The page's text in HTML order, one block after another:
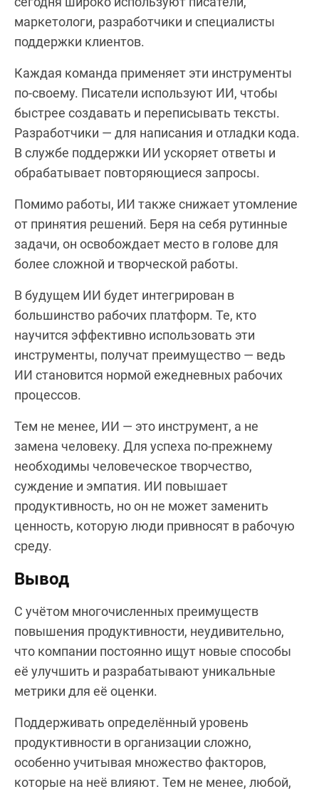
маркетологи, разработчики и специалисты
поддержки клиентов.
Каждая команда применяет эти инструменты
по-своему. Писатели используют ИИ, чтобы
быстрее создавать и переписывать тексты.
Разработчики — для написания и отладки кода.
В службе поддержки ИИ ускоряет ответы и
обрабатывает повторяющиеся запросы.
Помимо работы, ИИ также снижает утомление
от принятия решений. Беря на себя рутинные
задачи, он освобождает место в голове для
более сложной и творческой работы.
В будущем ИИ будет интегрирован в
большинство рабочих платформ. Те, кто
научится эффективно использовать эти
инструменты, получат преимущество — ведь
ИИ становится нормой ежедневных рабочих
процессов.
Тем не менее, ИИ — это инструмент, а не
замена человеку. Для успеха по-прежнему
необходимы человеческое творчество,
суждение и эмпатия. ИИ повышает
продуктивность, но он не может заменить
ценность, которую люди привносят в рабочую
среду.
Вывод
С учётом многочисленных преимуществ
повышения продуктивности, неудивительно,
что компании постоянно ищут новые способы
её улучшить и разрабатывают уникальные
метрики для её оценки.
Поддерживать определённый уровень
продуктивности в организации сложно,
особенно учитывая множество факторов,
которые на неё влияют. Тем не менее, любой,